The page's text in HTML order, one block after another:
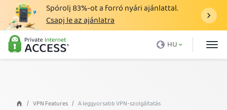
Spórolj83%-ot a forró nyári ajánlattal.
Csapj le az ajánlatra
HU
Mi az a VPN?
Miért a PIA
VPN funkciók
VPN Features A leggyorsabb VPN-szolgáltatás